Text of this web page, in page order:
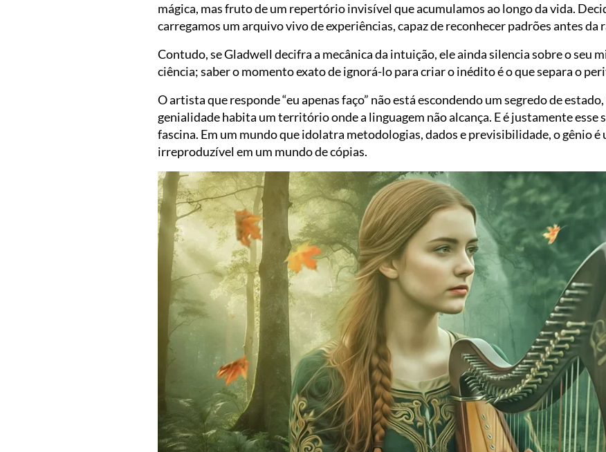
mágica, mas fruto de um repertório invisível que acumulamos ao longo da vida.
carregamos um arquivo vivo de experiências, capaz de reconhecer padrões antes da
Contudo, se Gladwell decifra a mecânica da intuição, ele ainda silencia sobre o seu
ciência; saber o momento exato de ignorá-lo para criar o inédito é o que separa o
O artista que responde “eu apenas faço” não está escondendo um segredo de
genialidade habita um território onde a linguagem não alcança. E é justamente esse
fascina. Em um mundo que idolatra metodologias, dados e previsibilidade, o gênio é
irreproduzível em um mundo de cópias.